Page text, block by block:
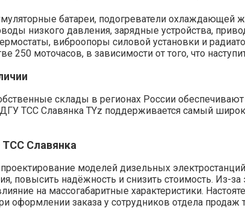
батареи, подогреватели охлаждающей
низкого давления, зарядные устройства,
виброопоры силовой установки и
250 моточасов, в зависимости от того, что
склады в регионах России
ТСС Славянка TYz поддерживается самый
Славянка
моделей дизельных
повысить надёжность и снизить стоимость. Из-
на массогабаритные характеристики.
оформлении заказа у сотрудников отдела продаж